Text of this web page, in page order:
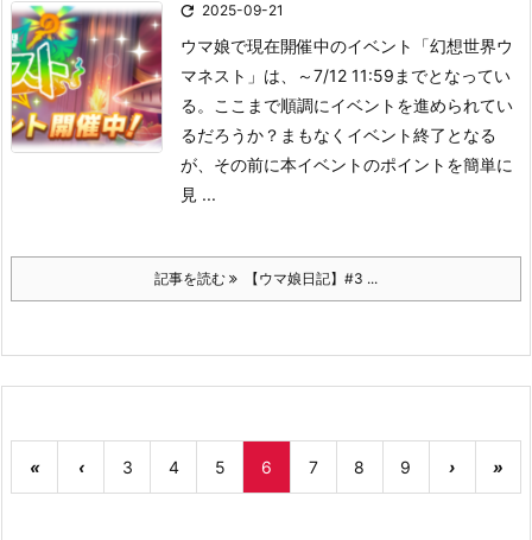
 2025-09-21
ウマ娘で現在開催中のイベント「幻想世界ウ
マネスト」は、～7/12 11:59までとなってい
る。
ここまで順調にイベントを進められてい
るだろうか？ まもなくイベント終了となる
が、その前に本イベントのポイントを簡単に
見 ...
記事を読む 【ウマ娘日記】#3 ...
« ‹ 3 4 5 6 7 8 9 › »